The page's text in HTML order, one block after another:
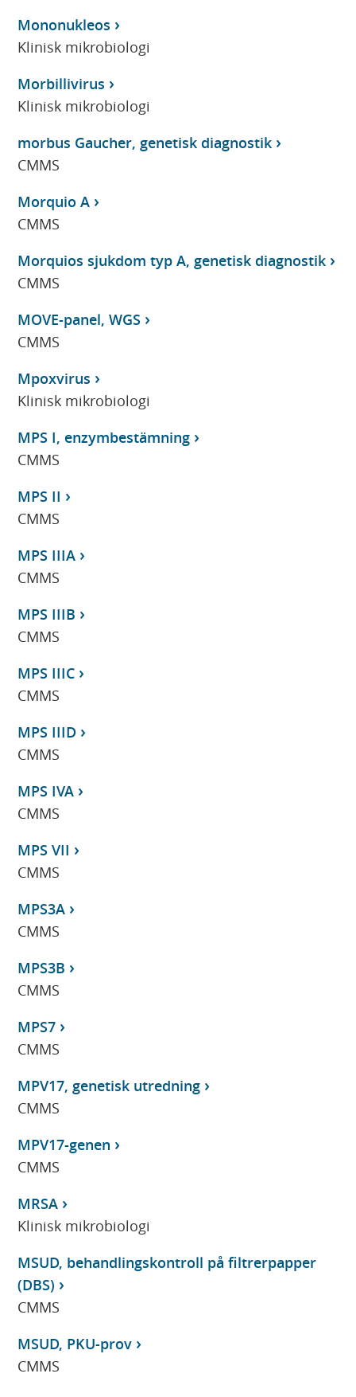
Mononukleos
Klinisk mikrobiologi
Morbillivirus
Klinisk mikrobiologi
morbus Gaucher, genetisk diagnostik
CMMS
Morquio A
CMMS
Morquios sjukdom typ A, genetisk diagnostik
CMMS
MOVE-panel, WGS
CMMS
Mpoxvirus
Klinisk mikrobiologi
MPS I, enzymbestämning
CMMS
MPS II
CMMS
MPS IIIA
CMMS
MPS IIIB
CMMS
MPS IIIC
CMMS
MPS IIID
CMMS
MPS IVA
CMMS
MPS VII
CMMS
MPS3A
CMMS
MPS3B
CMMS
MPS7
CMMS
MPV17, genetisk utredning
CMMS
MPV17-genen
CMMS
MRSA
Klinisk mikrobiologi
MSUD, behandlingskontroll på filtrerpapper
(DBS)
CMMS
MSUD, PKU-prov
CMMS